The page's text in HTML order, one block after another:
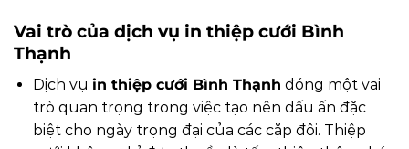
Vai trò của dịch vụ in thiệp cưới Bình
Thạnh
Dịch vụ in thiệp cưới Bình Thạnh đóng một vai
trò quan trọng trong việc tạo nên dấu ấn đặc
biệt cho ngày trọng đại của các cặp đôi. Thiệp